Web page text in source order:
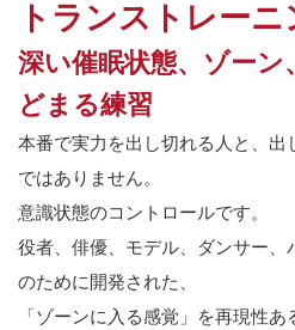
トランストレー
深い催眠状態、ゾーン
どまる練習
本番で実力を出し切れる人と、
ではありません。
意識状態のコントロールです。
役者、俳優、モデル、ダンサー
のために開発された、
「ゾーンに入る感覚」を再現性